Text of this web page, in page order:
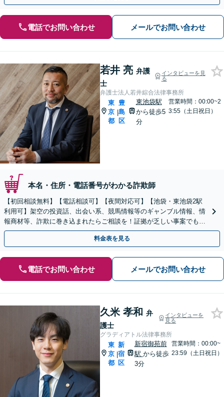
電話でお問い合わせ メールでお問い合わせ
若井 亮 弁護
士
インタビューを見
る
弁護士法人若井綜合法律事務所
東
京
都
|
豊
島
区
東池袋駅
から徒歩5
分
営業時間：00:00~2
3:55（土日祝日）
本名・住所・電話番号がわかる詐欺師
【初回相談無料】【電話相談可】【夜間対応可】【池袋・東池袋2駅
利用可】架空の投資話、出会い系、競馬情報等のギャンブル情報、情
報商材等、詐欺に巻き込まれたらご相談を！証拠が乏しい事案でも、
返金の可能性がある限りあきらめずに全力対応します。
料金表を見る
電話でお問い合わせ メールでお問い合わせ
久米 孝和 弁
護士
インタビューを
見る
グラディアトル法律事務所
東
京
都
|
新
宿
区
新宿御苑前
駅 から徒歩
3分
営業時間：00:00~
23:59（土日祝日）